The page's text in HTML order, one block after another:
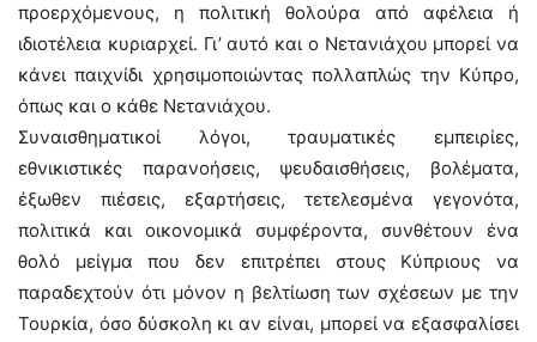
προερχόμενους, η πολιτική θολούρα από αφέλεια ή
ιδιοτέλεια κυριαρχεί. Γι’ αυτό και ο Νετανιάχου μπορεί να
κάνει παιχνίδι χρησιμοποιώντας πολλαπλώς την Κύπρο,
όπως και ο κάθε Νετανιάχου.
Συναισθηματικοί λόγοι, τραυματικές εμπειρίες,
εθνικιστικές παρανοήσεις, ψευδαισθήσεις, βολέματα,
έξωθεν πιέσεις, εξαρτήσεις, τετελεσμένα γεγονότα,
πολιτικά και οικονομικά συμφέροντα, συνθέτουν ένα
θολό μείγμα που δεν επιτρέπει στους Κύπριους να
παραδεχτούν ότι μόνον η βελτίωση των σχέσεων με την
Τουρκία, όσο δύσκολη κι αν είναι, μπορεί να εξασφαλίσει